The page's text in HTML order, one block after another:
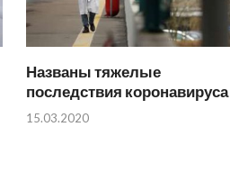
Названы тяжелые
последствия коронавируса
15.03.2020